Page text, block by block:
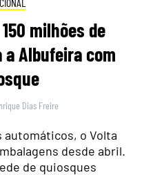
milhões de
a Albufeira com
Dias Freire
automáticos, o Volta
desde abril.
de quiosques